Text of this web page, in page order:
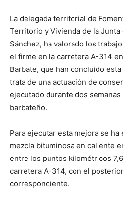
La delegada territorial de
Territorio y Vivienda de la Junta
Sánchez, ha valorado los
el firme en la carretera A-314
Barbate, que han concluido
trata de una actuación de
ejecutado durante dos
barbateño.
Para ejecutar esta mejora se ha
mezcla bituminosa en caliente
entre los puntos kilométricos
carretera A-314, con el
correspondiente.